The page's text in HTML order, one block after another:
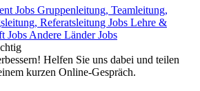
Jobs Gruppenleitung, Teamleitung,
Referatsleitung Jobs Lehre &
Jobs Andere Länder Jobs
Helfen Sie uns dabei und teilen
kurzen Online-Gespräch.